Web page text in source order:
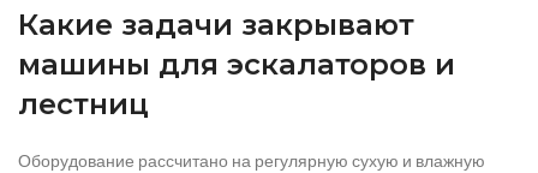
Какие задачи закрывают
машины для эскалаторов и
лестниц
Оборудование рассчитано на регулярную сухую и влажную